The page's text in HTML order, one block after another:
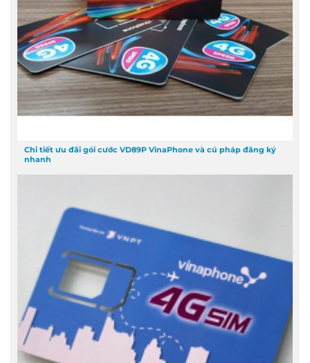
Chi tiết ưu đãi gói cước VD89P VinaPhone và cú pháp đăng ký
nhanh